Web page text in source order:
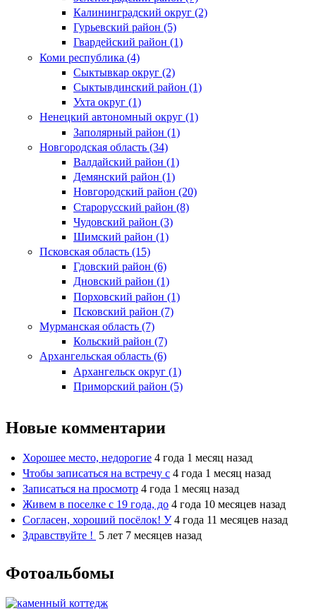
Калининградский округ (2)
Гурьевский район (5)
Гвардейский район (1)
Коми республика (4)
Сыктывкар округ (2)
Сыктывдинский район (1)
Ухта округ (1)
Ненецкий автономный округ (1)
Заполярный район (1)
Новгородская область (34)
Валдайский район (1)
Демянский район (1)
Новгородский район (20)
Старорусский район (8)
Чудовский район (3)
Шимский район (1)
Псковская область (15)
Гдовский район (6)
Дновский район (1)
Порховский район (1)
Псковский район (7)
Мурманская область (7)
Кольский район (7)
Архангельская область (6)
Архангельск округ (1)
Приморский район (5)
Новые комментарии
Хорошее место, недорогие 4 года 1 месяц назад
Чтобы записаться на встречу с 4 года 1 месяц назад
Записаться на просмотр 4 года 1 месяц назад
Живем в поселке с 19 года, до 4 года 10 месяцев назад
Согласен, хороший посёлок! У 4 года 11 месяцев назад
Здравствуйте ! 5 лет 7 месяцев назад
Фотоальбомы